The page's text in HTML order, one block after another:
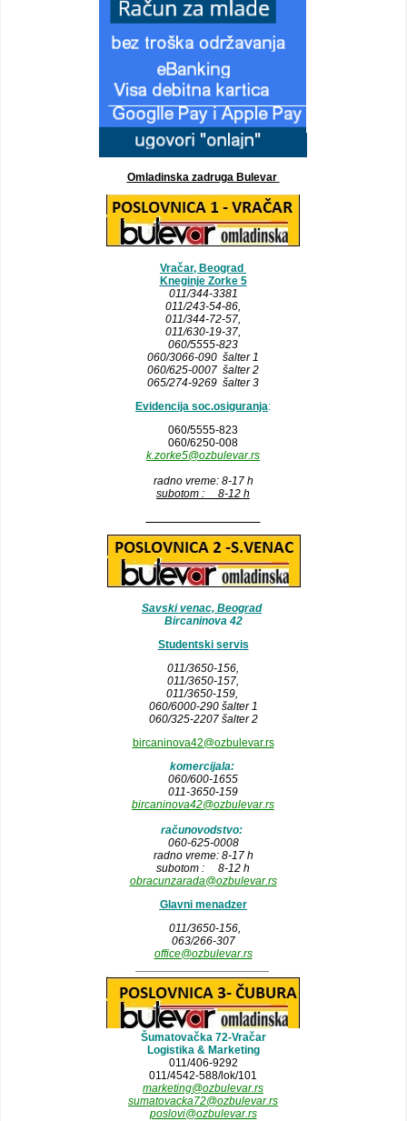
Omladinska zadruga Bulevar
Vračar, Beograd
Kneginje Zorke 5
011/344-3381
011/243-54-86,
011/344-72-57,
011/630-19-37,
060/5555-823
060/3066-090 šalter 1
060/625-0007 šalter 2
065/274-9269 šalter 3
Evidencija soc.osiguranja:
060/5555-823
060/6250-008
k.zorke5@ozbulevar.rs
radno vreme: 8-17 h
subotom : 8-12 h
Savski venac, Beograd
Bircaninova 42
Studentski servis
011/3650-156,
011/3650-157,
011/3650-159,
060/6000-290 šalter 1
060/325-2207 šalter 2
bircaninova42@ozbulevar.rs
komercijala:
060/600-1655
011-3650-159
bircaninova42@ozbulevar.rs
računovodstvo:
060-625-0008
radno vreme: 8-17 h
subotom : 8-12 h
obracunzarada@ozbulevar.rs
Glavni menadzer
011/3650-156,
063/266-307
office@ozbulevar.rs
Šumatovačka 72-Vračar
Logistika & Marketing
011/406-9292
011/4542-588/lok/101
marketing@ozbulevar.rs
sumatovacka72@ozbulevar.rs
poslovi@ozbulevar.rs